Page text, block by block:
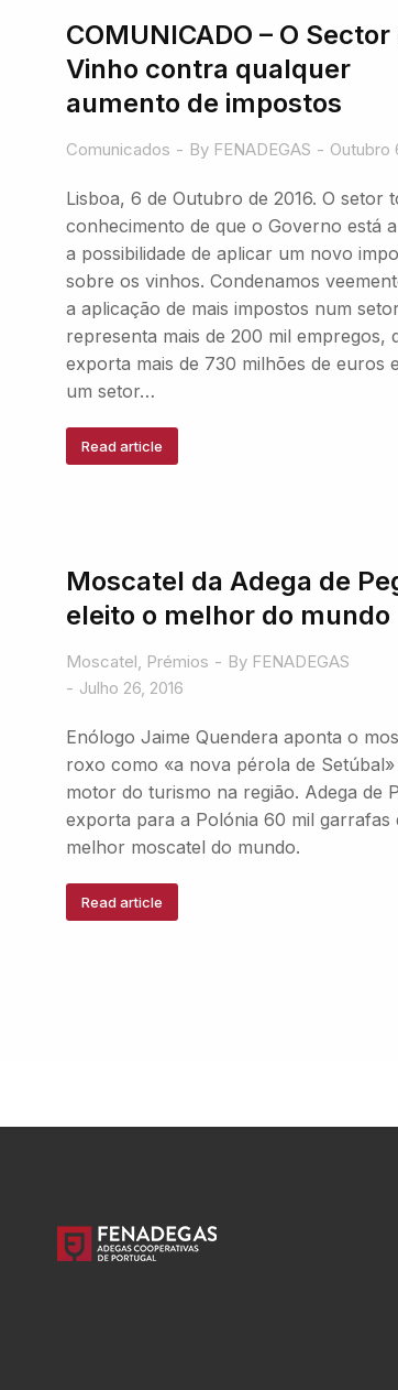
COMUNICADO – O Sector
Vinho contra qualquer
aumento de impostos
Comunicados By FENADEGAS Outubro
Lisboa, 6 de Outubro de 2016. O setor
conhecimento de que o Governo está
a possibilidade de aplicar um novo
sobre os vinhos. Condenamos
a aplicação de mais impostos num
representa mais de 200 mil empregos,
exporta mais de 730 milhões de euros
um setor…
Read article
Moscatel da Adega de
eleito o melhor do mundo
Moscatel, Prémios By FENADEGAS
Julho 26, 2016
Enólogo Jaime Quendera aponta o
roxo como «a nova pérola de Setúbal»
motor do turismo na região. Adega de
exporta para a Polónia 60 mil garrafas
melhor moscatel do mundo.
Read article